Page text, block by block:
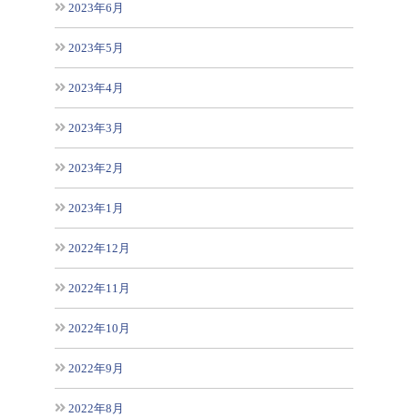
2023年6月
2023年5月
2023年4月
2023年3月
2023年2月
2023年1月
2022年12月
2022年11月
2022年10月
2022年9月
2022年8月